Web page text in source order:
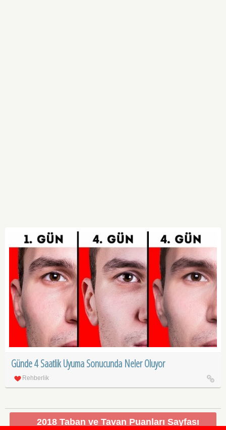
Günde 4 Saatlik Uyuma Sonucunda Neler Oluyor
Rehberlik
2018 Taban ve Tavan Puanları Sayfası